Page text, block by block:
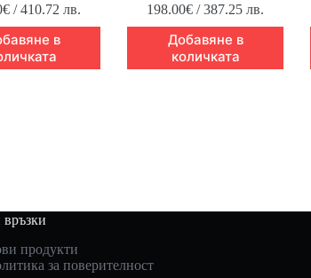
€ / 410.72 лв.
в
198.00€ / 387.25 лв.
Добавяне в
количката
продукти
за поверителност